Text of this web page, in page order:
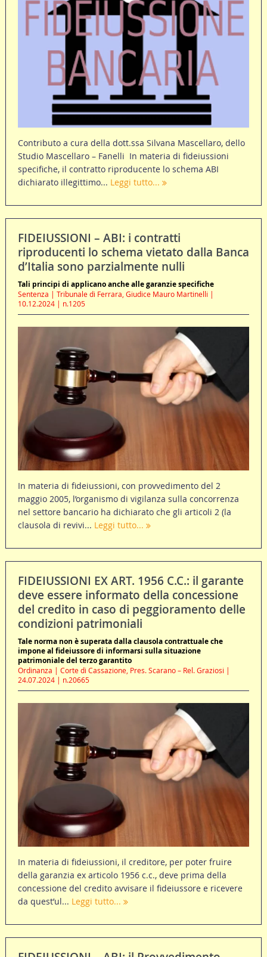
Contributo a cura della dott.ssa Silvana Mascellaro, dello
Studio Mascellaro – Fanelli In materia di fideiussioni
specifiche, il contratto riproducente lo schema ABI
dichiarato illegittimo... Leggi tutto...
FIDEIUSSIONI – ABI: i contratti
riproducenti lo schema vietato dalla Banca
d’Italia sono parzialmente nulli
Tali principi di applicano anche alle garanzie specifiche
Sentenza | Tribunale di Ferrara, Giudice Mauro Martinelli |
10.12.2024 | n.1205
In materia di fideiussioni, con provvedimento del 2
maggio 2005, l’organismo di vigilanza sulla concorrenza
nel settore bancario ha dichiarato che gli articoli 2 (la
clausola di revivi... Leggi tutto...
FIDEIUSSIONI EX ART. 1956 C.C.: il garante
deve essere informato della concessione
del credito in caso di peggioramento delle
condizioni patrimoniali
Tale norma non è superata dalla clausola contrattuale che
impone al fideiussore di informarsi sulla situazione
patrimoniale del terzo garantito
Ordinanza | Corte di Cassazione, Pres. Scarano – Rel. Graziosi |
24.07.2024 | n.20665
In materia di fideiussioni, il creditore, per poter fruire
della garanzia ex articolo 1956 c.c., deve prima della
concessione del credito avvisare il fideiussore e ricevere
da quest’ul... Leggi tutto...